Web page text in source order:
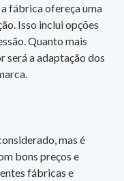
fábrica ofereça uma
Isso inclui opções
Quanto mais
será a adaptação dos
mas é
bons preços e
fábricas e